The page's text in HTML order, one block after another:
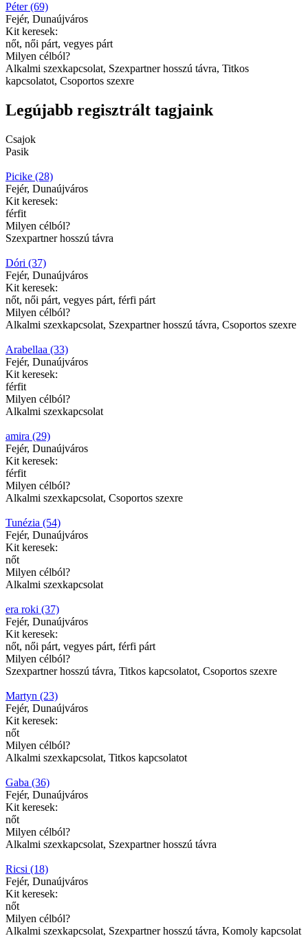
Péter (69)
Fejér, Dunaújváros
Kit keresek:
nőt, női párt, vegyes párt
Milyen célból?
Alkalmi szexkapcsolat, Szexpartner hosszú távra, Titkos
kapcsolatot, Csoportos szexre
Legújabb regisztrált tagjaink
Csajok
Pasik
Picike (28)
Fejér, Dunaújváros
Kit keresek:
férfit
Milyen célból?
Szexpartner hosszú távra
Dóri (37)
Fejér, Dunaújváros
Kit keresek:
nőt, női párt, vegyes párt, férfi párt
Milyen célból?
Alkalmi szexkapcsolat, Szexpartner hosszú távra, Csoportos szexre
Arabellaa (33)
Fejér, Dunaújváros
Kit keresek:
férfit
Milyen célból?
Alkalmi szexkapcsolat
amira (29)
Fejér, Dunaújváros
Kit keresek:
férfit
Milyen célból?
Alkalmi szexkapcsolat, Csoportos szexre
Tunézia (54)
Fejér, Dunaújváros
Kit keresek:
nőt
Milyen célból?
Alkalmi szexkapcsolat
era roki (37)
Fejér, Dunaújváros
Kit keresek:
nőt, női párt, vegyes párt, férfi párt
Milyen célból?
Szexpartner hosszú távra, Titkos kapcsolatot, Csoportos szexre
Martyn (23)
Fejér, Dunaújváros
Kit keresek:
nőt
Milyen célból?
Alkalmi szexkapcsolat, Titkos kapcsolatot
Gaba (36)
Fejér, Dunaújváros
Kit keresek:
nőt
Milyen célból?
Alkalmi szexkapcsolat, Szexpartner hosszú távra
Ricsi (18)
Fejér, Dunaújváros
Kit keresek:
nőt
Milyen célból?
Alkalmi szexkapcsolat, Szexpartner hosszú távra, Komoly kapcsolat